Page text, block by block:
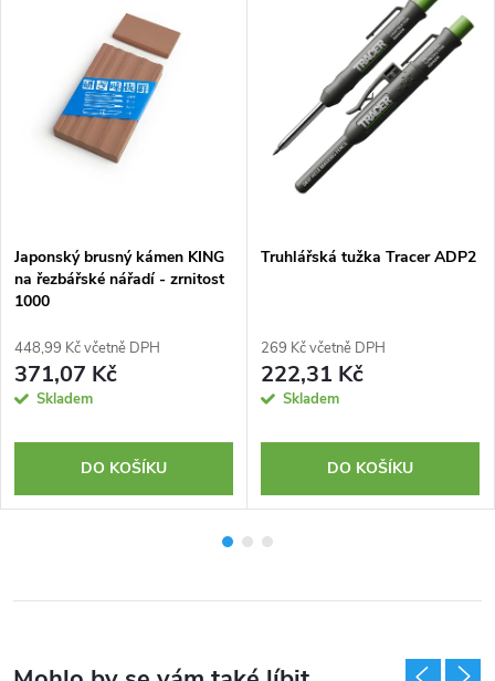
Japonský brusný kámen KING
na řezbářské nářadí - zrnitost
1000
448,99 Kč včetně DPH
371,07 Kč
Skladem
DO KOŠÍKU
Truhlářská tužka Tracer ADP2
269 Kč včetně DPH
222,31 Kč
Skladem
DO KOŠÍKU